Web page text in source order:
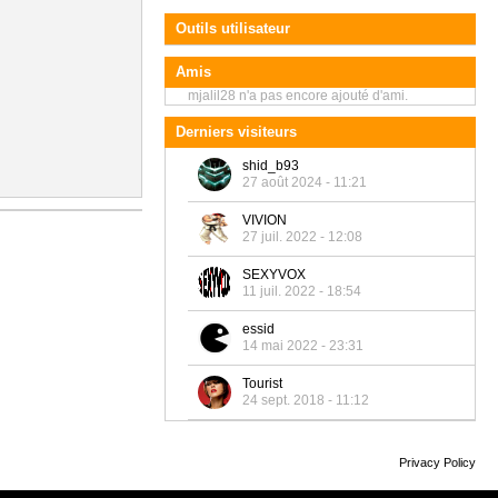
Outils utilisateur
Amis
mjalil28 n'a pas encore ajouté d'ami.
Derniers visiteurs
shid_b93
27 août 2024 - 11:21
VIVION
27 juil. 2022 - 12:08
SEXYVOX
11 juil. 2022 - 18:54
essid
14 mai 2022 - 23:31
Tourist
24 sept. 2018 - 11:12
Privacy Policy